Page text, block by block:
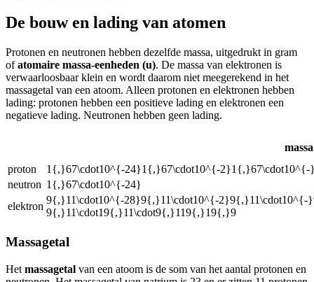
De bouw en lading van atomen
Protonen en neutronen hebben dezelfde massa, uitgedrukt in gram
ofatomaire massa-eenheden (u). De massa van elektronen is
verwaarloosbaar klein en wordt daarom niet meegerekend in het
massagetal van een atoom. Alleen protonen en elektronen hebben
lading: protonen hebben een positieve lading en elektronen een
negatieve lading. Neutronen hebben geen lading.
proton
1{,}67\cdot10^{-24}1{,}67\cdot10^{-
neutron 1{,}67\cdot10^{-24}
elektron
9{,}11\cdot10^{-28}9{,}11\cdot10^{-2}9{,}11\cdot10^{-
9{,}11\cdot19{,}11\cdot9{,}119{,}19{,}9
Massagetal
Het massagetal van een atoom is de som van het aantal protonen en